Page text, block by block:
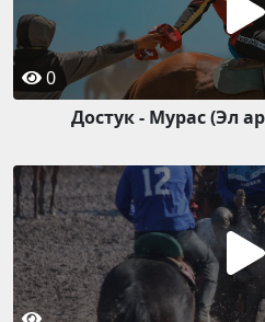
0
Достук - Мурас (Эл